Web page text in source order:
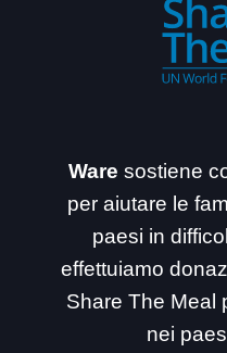
Ware sostiene
per aiutare le
paesi in
effettuiamo
Share The Meal
nei